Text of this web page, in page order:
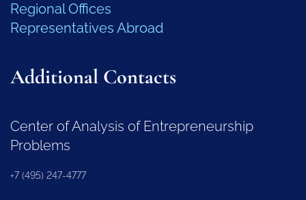
Regional Offices
Representatives Abroad
Additional Contacts
Center of Analysis of Entrepreneurship
Problems
+7 (495) 247-4777